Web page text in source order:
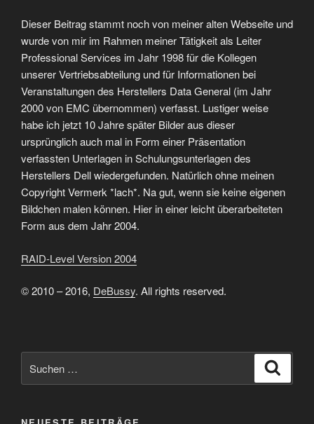
Dieser Beitrag stammt noch von meiner alten Webseite und
wurde von mir im Rahmen meiner Tätigkeit als Leiter
Professional Services im Jahr 1998 für die Kollegen
unserer Vertriebsabteilung und für Informationen bei
Veranstaltungen des Herstellers Data General (im Jahr
2000 von EMC übernommen) verfasst. Lustiger weise
habe ich jetzt 10 Jahre später Bilder aus dieser
ursprünglich auch mal in Form einer Präsentation
verfassten Unterlagen in Schulungsunterlagen des
Herstellers Dell wiedergefunden. Natürlich ohne meinen
Copyright Vermerk *lach*. Na gut, wenn sie keine eigenen
Bildchen malen können. Hier in einer leicht überarbeiteten
Form aus dem Jahr 2004.
RAID-Level Version 2004
© 2010 – 2016, DeBussy. All rights reserved.
nach: